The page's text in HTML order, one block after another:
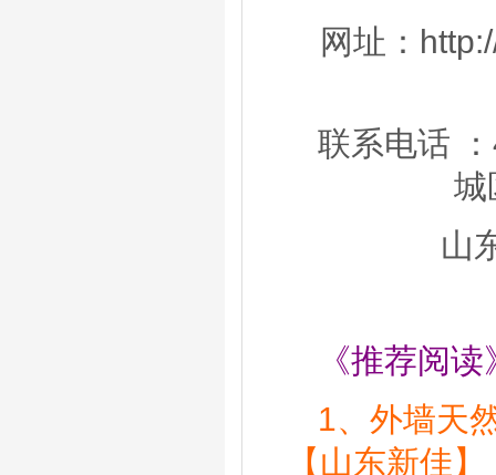
网址：
联系电话
城
山
《推荐阅读
1、 外墙天
【山东新佳】